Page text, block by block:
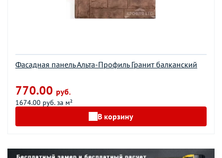
Фасадная панель Альта-Профиль Гранит балканский
770.00 руб.
1674.00 руб. за м²
В корзину